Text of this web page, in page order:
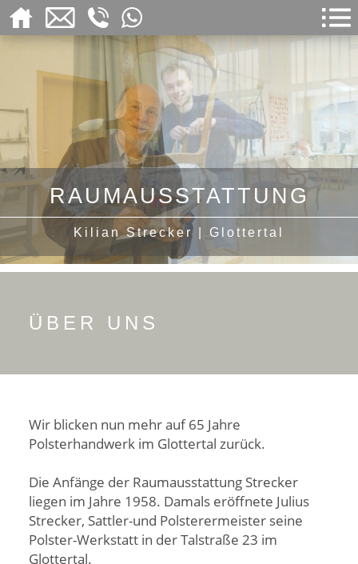
RAUMAUSSTATTUNG
Kilian Strecker | Glottertal
ÜBER UNS
Wir blicken nun mehr auf 65 Jahre
Polsterhandwerk im Glottertal zurück.
Die Anfänge der Raumausstattung Strecker
liegen im Jahre 1958. Damals eröffnete Julius
Strecker, Sattler-und Polsterermeister seine
Polster-Werkstatt in der Talstraße 23 im
Glottertal.